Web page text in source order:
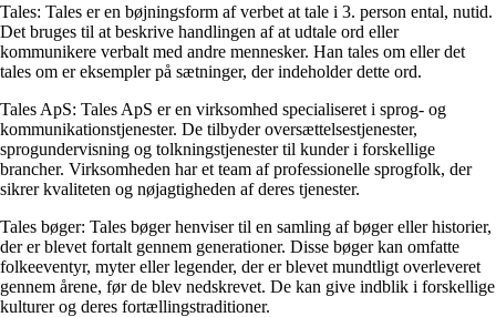
Tales: Tales er en bøjningsform af verbet at tale i 3. person ental, nutid.
Det bruges til at beskrive handlingen af at udtale ord eller
kommunikere verbalt med andre mennesker. Han tales om eller det
tales om er eksempler på sætninger, der indeholder dette ord.
Tales ApS: Tales ApS er en virksomhed specialiseret i sprog- og
kommunikationstjenester. De tilbyder oversættelsestjenester,
sprogundervisning og tolkningstjenester til kunder i forskellige
brancher. Virksomheden har et team af professionelle sprogfolk, der
sikrer kvaliteten og nøjagtigheden af deres tjenester.
Tales bøger: Tales bøger henviser til en samling af bøger eller historier,
der er blevet fortalt gennem generationer. Disse bøger kan omfatte
folkeeventyr, myter eller legender, der er blevet mundtligt overleveret
gennem årene, før de blev nedskrevet. De kan give indblik i forskellige
kulturer og deres fortællingstraditioner.